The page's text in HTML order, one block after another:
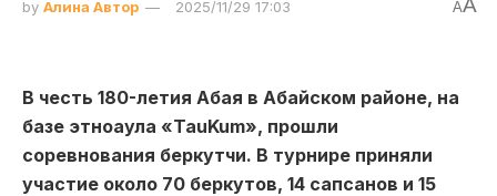
by Алина Автор 2025/11/29 17:03 AA
В честь 180-летия Абая в Абайском районе, на
базе этноаула «TauKum», прошли
соревнования беркутчи. В турнире приняли
участие около 70 беркутов, 14 сапсанов и 15